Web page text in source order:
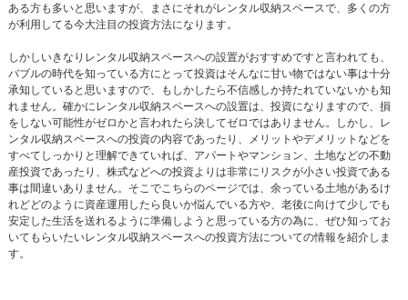
ある方も多いと思いますが、まさにそれがレンタル収納スペースで、多くの方
が利用してる今大注目の投資方法になります。
しかしいきなりレンタル収納スペースへの設置がおすすめですと言われても、
バブルの時代を知っている方にとって投資はそんなに甘い物ではない事は十分
承知していると思いますので、もしかしたら不信感しか持たれていないかも知
れません。確かにレンタル収納スペースへの設置は、投資になりますので、損
をしない可能性がゼロかと言われたら決してゼロではありません。しかし、レ
ンタル収納スペースへの投資の内容であったり、メリットやデメリットなどを
すべてしっかりと理解できていれば、アパートやマンション、土地などの不動
産投資であったり、株式などへの投資よりは非常にリスクが小さい投資である
事は間違いありません。そこでこちらのページでは、余っている土地があるけ
れどどのように資産運用したら良いか悩んでいる方や、老後に向けて少しでも
安定した生活を送れるように準備しようと思っている方の為に、ぜひ知ってお
いてもらいたいレンタル収納スペースへの投資方法についての情報を紹介しま
す。